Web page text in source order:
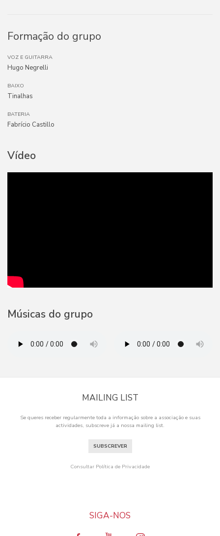
Formação do grupo
VOZ E GUITARRA
Hugo Negrelli
BAIXO
Tinalhas
BATERIA
Fabrício Castillo
Vídeo
Músicas do grupo
MAILING LIST
Se queres receber regularmente toda a informação sobre a associação e suas
actividades, subscreve já a nossa mailing list.
SUBSCREVER
Consultar Política de Privacidade
SIGA-NOS